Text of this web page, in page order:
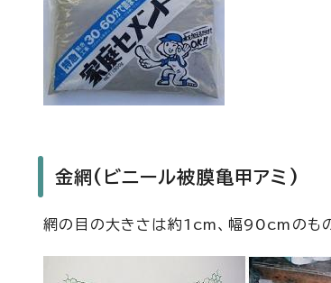
金網(ビニール被膜亀甲アミ)
網の目の大きさは約1cm、幅90cmのも